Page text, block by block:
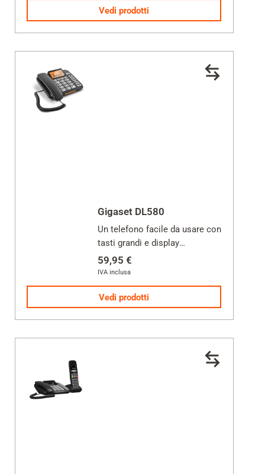
Vedi prodotti
Gigaset DL580
Un telefono facile da usare con
tasti grandi e display
illuminato.
59,95 €
IVA inclusa
Vedi prodotti